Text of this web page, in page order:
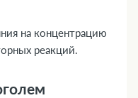
на концентрацию
реакций.